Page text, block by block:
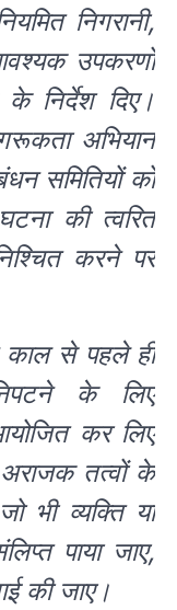
निगरानी,
उपकरणों
निर्देश दिए।
अभियान
समितियों को
की त्वरित
करने पर
काल से पहले ही
के लिए
कर लिए
अराजक तत्वों के
भी व्यक्ति या
पाया जाए,
की जाए।